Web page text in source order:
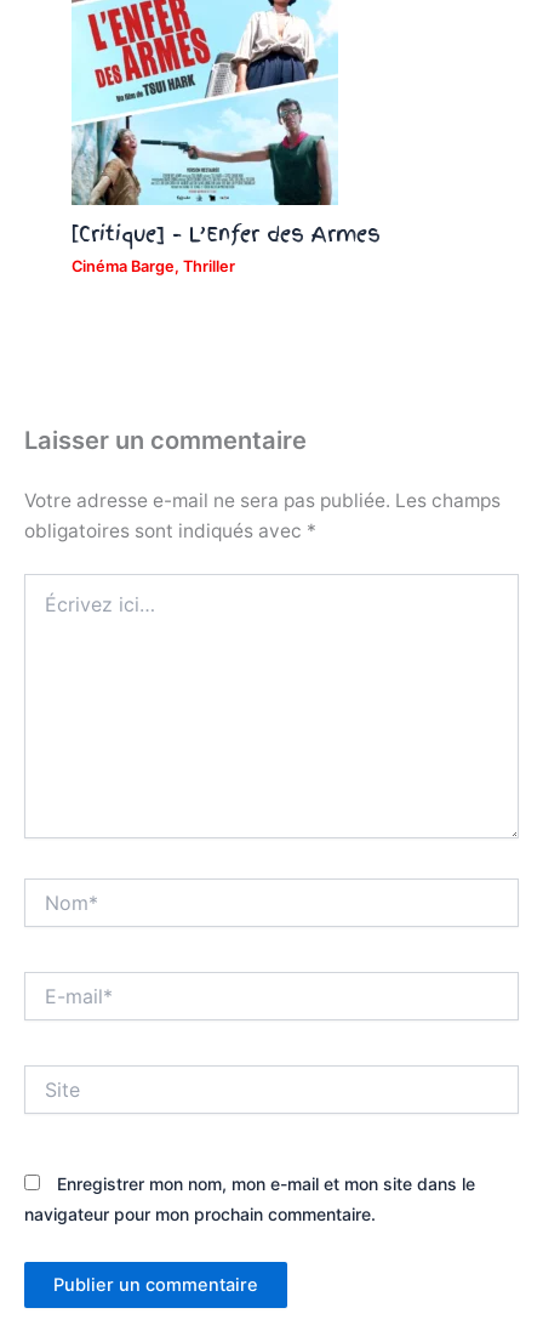
[Critique] – L’Enfer des Armes
Cinéma Barge, Thriller
Laisser un commentaire
Votre adresse e-mail ne sera pas publiée. Les champs
obligatoires sont indiqués avec *
ici…
mail*
Enregistrer mon nom, mon e-mail et mon site dans le
navigateur pour mon prochain commentaire.